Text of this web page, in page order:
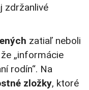
zdržanlivé
zatiaľ neboli
„informácie
rodín“. Na
zložky, ktoré